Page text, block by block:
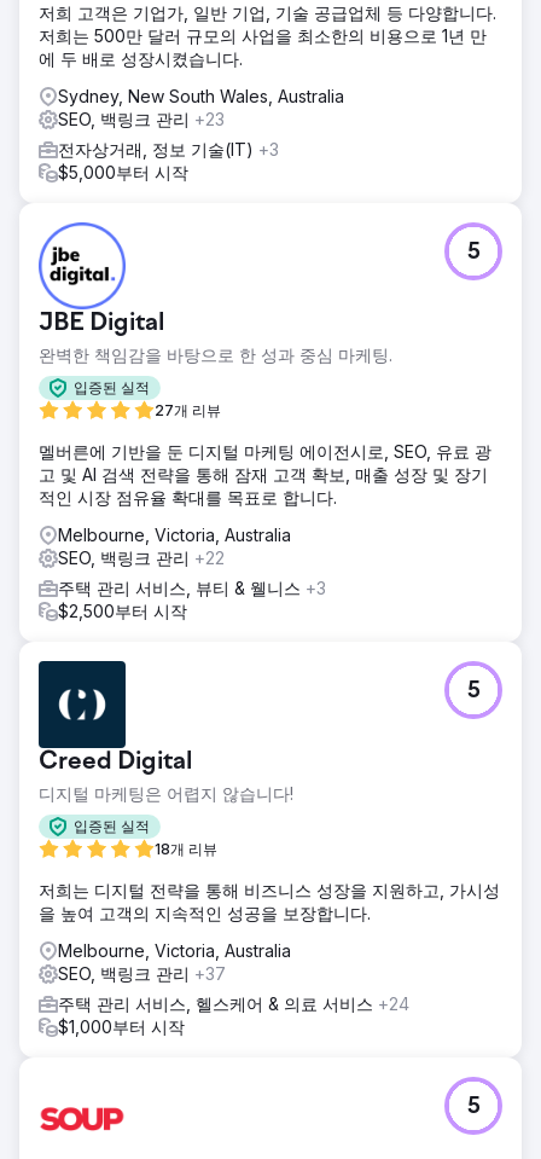
저희 고객은 기업가, 일반 기업, 기술 공급업체 등 다양합니다.
저희는 500만 달러 규모의 사업을 최소한의 비용으로 1년 만
에 두 배로 성장시켰습니다.
Sydney, New South Wales, Australia
SEO, 백링크 관리 +23
전자상거래, 정보 기술(IT) +3
$5,000부터 시작
JBE Digital
완벽한 책임감을 바탕으로 한 성과 중심 마케팅.
입증된 실적
27개 리뷰
5
멜버른에 기반을 둔 디지털 마케팅 에이전시로, SEO, 유료 광
고 및 AI 검색 전략을 통해 잠재 고객 확보, 매출 성장 및 장기
적인 시장 점유율 확대를 목표로 합니다.
Melbourne, Victoria, Australia
SEO, 백링크 관리 +22
주택 관리 서비스, 뷰티 & 웰니스 +3
$2,500부터 시작
Creed Digital
디지털 마케팅은 어렵지 않습니다!
입증된 실적
18개 리뷰
5
저희는 디지털 전략을 통해 비즈니스 성장을 지원하고, 가시성
을 높여 고객의 지속적인 성공을 보장합니다.
Melbourne, Victoria, Australia
SEO, 백링크 관리 +37
주택 관리 서비스, 헬스케어 & 의료 서비스 +24
$1,000부터 시작
5